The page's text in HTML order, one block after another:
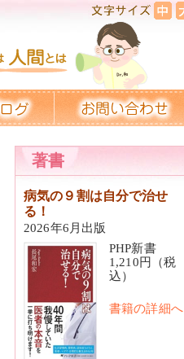
著書
病気の９割は自分で治せ
る！
2026年6月出版
PHP新書
1,210円（税
込）
書籍の詳細へ